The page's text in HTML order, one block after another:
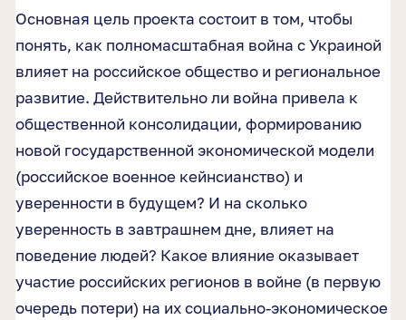
Основная цель проекта состоит в том, чтобы
понять, как полномасштабная война с Украиной
влияет на российское общество и региональное
развитие. Действительно ли война привела к
общественной консолидации, формированию
новой государственной экономической модели
(российское военное кейнсианство) и
уверенности в будущем? И на сколько
уверенность в завтрашнем дне, влияет на
поведение людей? Какое влияние оказывает
участие российских регионов в войне (в первую
очередь потери) на их социально-экономическое